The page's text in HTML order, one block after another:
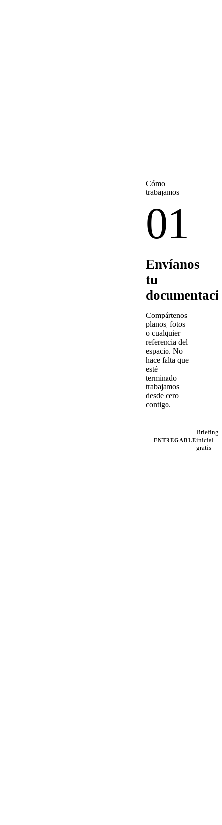
Cómo
trabajamos
01
Envíanos
tu
Compártenos
planos, fotos
o cualquier
referencia del
espacio. No
hace falta que
esté
terminado —
trabajamos
desde cero
contigo.
ENTREGABLE
Briefing
inicial
gratis